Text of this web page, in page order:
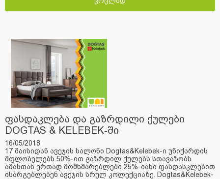
ფასდაკლება და გაზრდილი ქულები
DOGTAS & KELEBEK-ში
16/05/2018
17 მაისიდან ავეჯის სალონი Dogtas&Kelebek-ი უნიქარდის
მფლობელებს 50%-ით გაზრდილ ქულებს სთავაზობს.
ამასთან ერთად მომხმარებლები 25%-იანი ფასდასკლებით
ისარგებლებენ ავეჯის სრულ კოლექციაზე. Dogtas&Kelebek-